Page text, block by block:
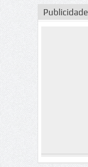
Publicidade